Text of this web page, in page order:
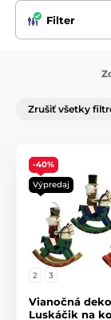
Filter
Zrušiť všetky
-40%
Výpredaj
2 3
Vianočná
Luskáčik na